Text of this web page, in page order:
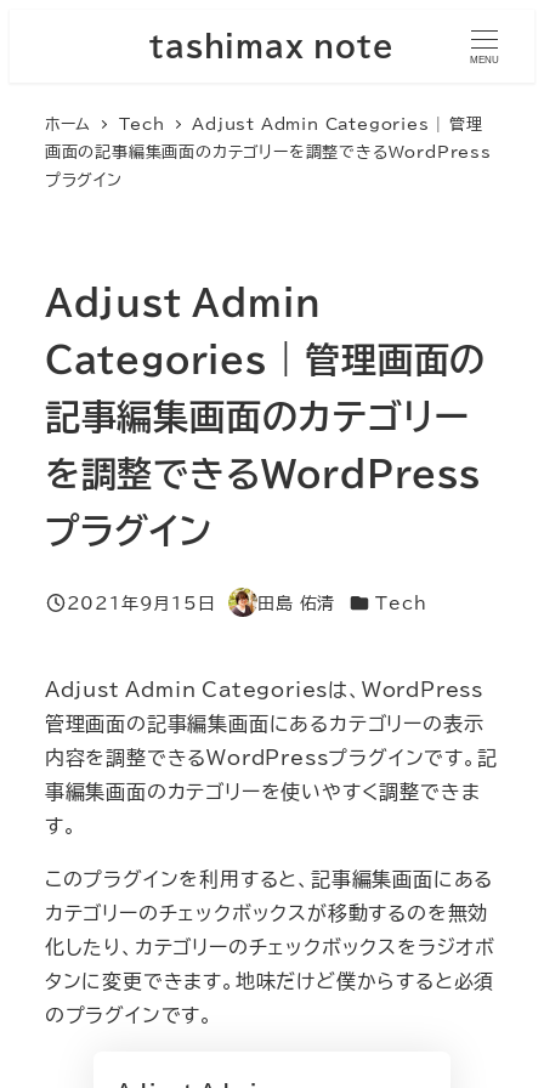
tashimax note MENU
ホーム Tech
Adjust Admin Categories | 管理
画面の記事編集画面のカテゴリーを調整できるWordPress
プラグイン
Adjust Admin
Categories | 管理画面の
記事編集画面のカテゴリー
を調整できるWordPress
プラグイン
投稿日
2021年9月15日
著
田島 佑清 カテゴリー
Tech
Adjust Admin Categoriesは、WordPress
管理画面の記事編集画面にあるカテゴリーの表示
内容を調整できるWordPressプラグインです。記
事編集画面のカテゴリーを使いやすく調整できま
す。
このプラグインを利用すると、記事編集画面にある
カテゴリーのチェックボックスが移動するのを無効
化したり、カテゴリーのチェックボックスをラジオボ
タンに変更できます。地味だけど僕からすると必須
のプラグインです。